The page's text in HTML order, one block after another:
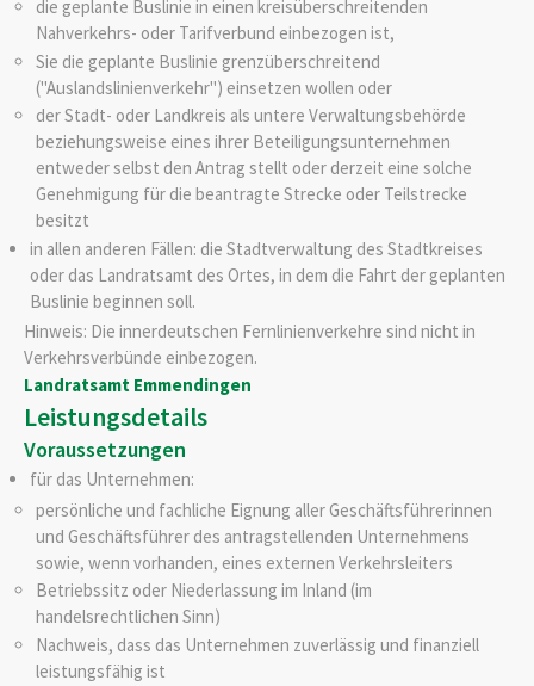
die geplante Buslinie in einen kreisüberschreitenden
Nahverkehrs- oder Tarifverbund einbezogen ist,
Sie die geplante Buslinie grenzüberschreitend
("Auslandslinienverkehr") einsetzen wollen oder
der Stadt- oder Landkreis als untere Verwaltungsbehörde
beziehungsweise eines ihrer Beteiligungsunternehmen
entweder selbst den Antrag stellt oder derzeit eine solche
Genehmigung für die beantragte Strecke oder Teilstrecke
besitzt
in allen anderen Fällen: die Stadtverwaltung des Stadtkreises
oder das Landratsamt des Ortes, in dem die Fahrt der geplanten
Buslinie beginnen soll.
Hinweis: Die innerdeutschen Fernlinienverkehre sind nicht in
Verkehrsverbünde einbezogen.
Landratsamt Emmendingen
Leistungsdetails
Voraussetzungen
für das Unternehmen:
persönliche und fachliche Eignung aller Geschäftsführerinnen
und Geschäftsführer des antragstellenden Unternehmens
sowie, wenn vorhanden, eines externen Verkehrsleiters
Betriebssitz oder Niederlassung im Inland (im
handelsrechtlichen Sinn)
Nachweis, dass das Unternehmen zuverlässig und finanziell
leistungsfähig ist